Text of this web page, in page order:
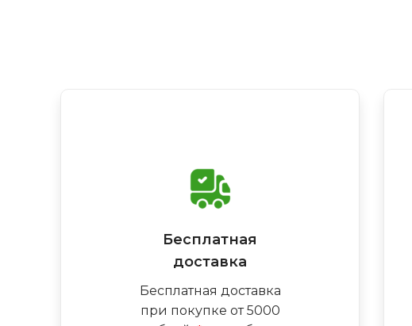
Бесплатная
доставка
Бесплатная доставка
при покупке от 5000